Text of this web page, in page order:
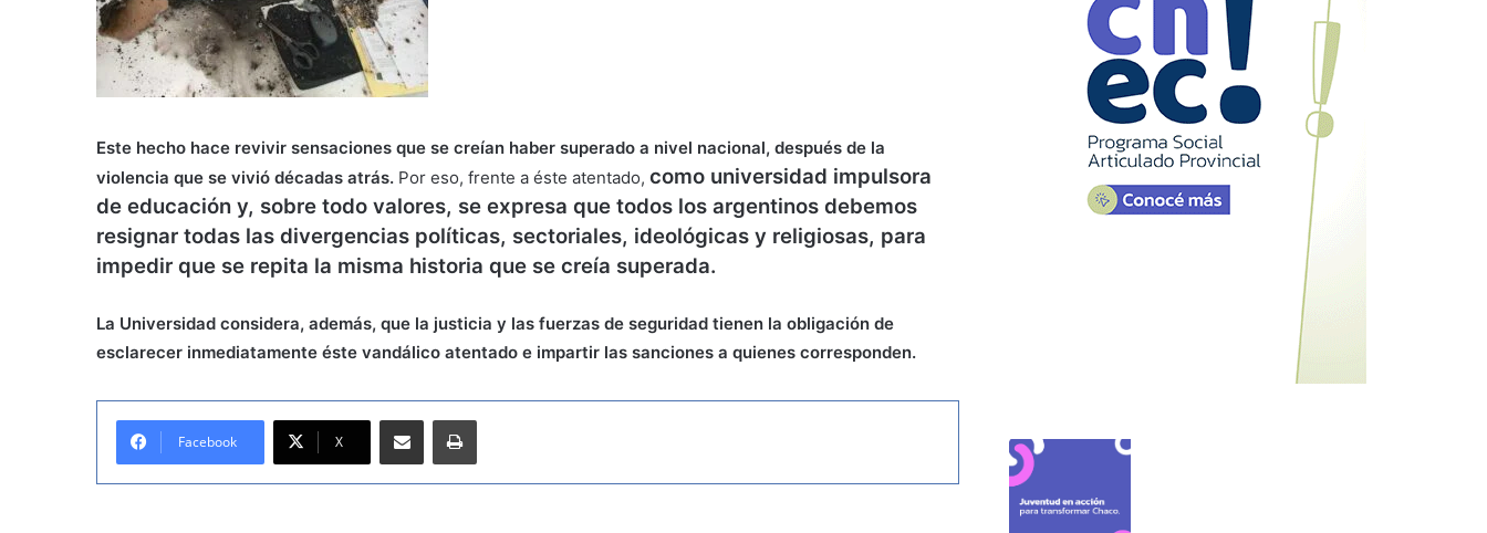
Este hecho hace revivir sensaciones que se creían haber superado a nivel nacional, después de la
violencia que se vivió décadas atrás. Por eso, frente a éste atentado, como universidad impulsora
de educación y, sobre todo valores, se expresa que todos los argentinos debemos
resignar todas las divergencias políticas, sectoriales, ideológicas y religiosas, para
impedir que se repita la misma historia que se creía superada.
La Universidad considera, además, que la justicia y las fuerzas de seguridad tienen la obligación de
esclarecer inmediatamente éste vandálico atentado e impartir las sanciones a quienes corresponden.
Facebook X